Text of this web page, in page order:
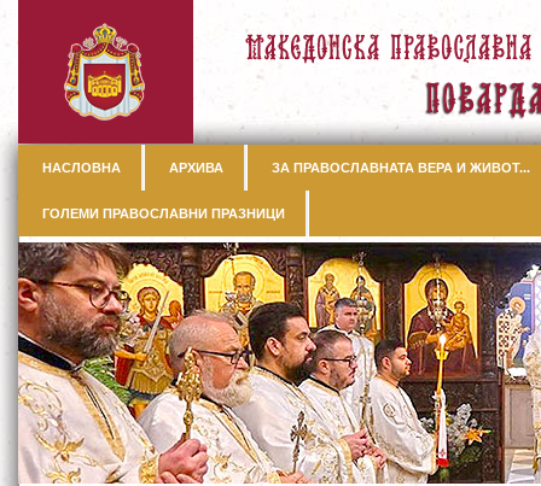
НАСЛОВНА АРХИВА ЗА ПРАВОСЛАВНАТА ВЕРА И ЖИВОТ...
ГОЛЕМИ ПРАВОСЛАВНИ ПРАЗНИЦИ